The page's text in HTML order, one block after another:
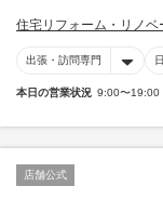
住宅リフォーム・リノベ
出張・訪問専門
本日の営業状況 9:00〜19:00
店舗公式